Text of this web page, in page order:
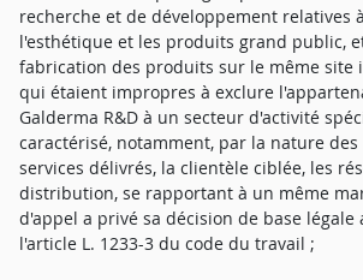
recherche et de développement relatives
l'esthétique et les produits grand public,
fabrication des produits sur le même site
qui étaient impropres à exclure
Galderma R&D à un secteur d'activité
caractérisé, notamment, par la nature
services délivrés, la clientèle ciblée, les
distribution, se rapportant à un même
d'appel a privé sa décision de base légale
l'article L. 1233-3 du code du travail ;